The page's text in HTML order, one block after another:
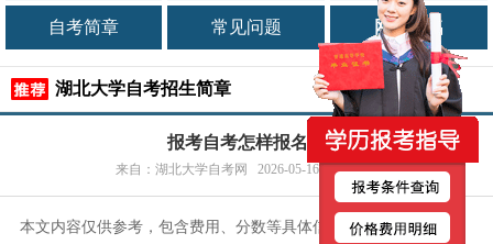
自考简章 常见问题 网上报名
湖北大学自考招生简章
报考自考怎样报名呢
来自：湖北大学自考网 2026-05-16 浏览1次
本文内容仅供参考，包含费用、分数等具体信息以本省教育考试相